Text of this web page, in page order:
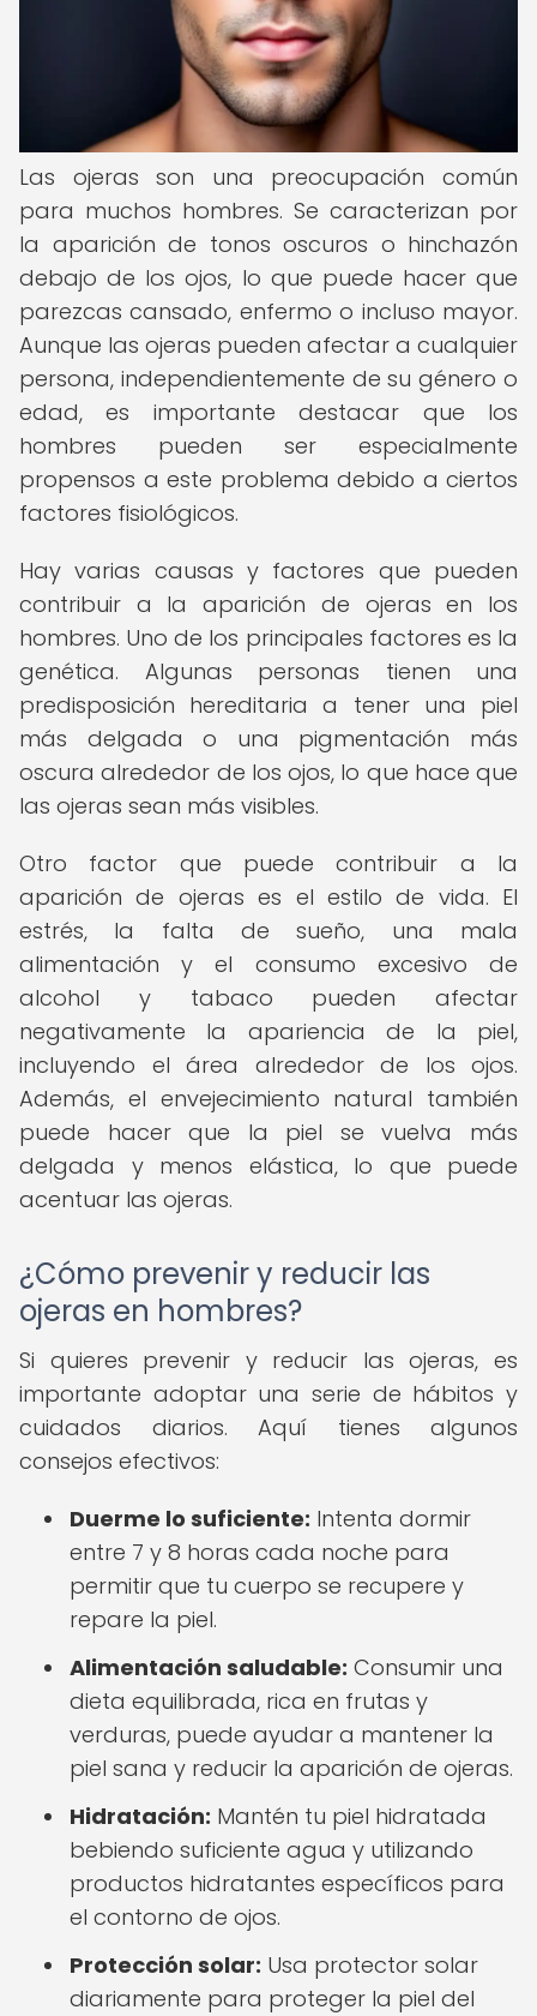
Las ojeras son una preocupación común
para muchos hombres. Se caracterizan por
la aparición de tonos oscuros o hinchazón
debajo de los ojos, lo que puede hacer que
parezcas cansado, enfermo o incluso mayor.
Aunque las ojeras pueden afectar a cualquier
persona, independientemente de su género o
edad, es importante destacar que los
hombres pueden ser especialmente
propensos a este problema debido a ciertos
factores fisiológicos.
Hay varias causas y factores que pueden
contribuir a la aparición de ojeras en los
hombres. Uno de los principales factores es la
genética. Algunas personas tienen una
predisposición hereditaria a tener una piel
más delgada o una pigmentación más
oscura alrededor de los ojos, lo que hace que
las ojeras sean más visibles.
Otro factor que puede contribuir a la
aparición de ojeras es el estilo de vida. El
estrés, la falta de sueño, una mala
alimentación y el consumo excesivo de
alcohol y tabaco pueden afectar
negativamente la apariencia de la piel,
incluyendo el área alrededor de los ojos.
Además, el envejecimiento natural también
puede hacer que la piel se vuelva más
delgada y menos elástica, lo que puede
acentuar las ojeras.
¿Cómo prevenir y reducir las
ojeras en hombres?
Si quieres prevenir y reducir las ojeras, es
importante adoptar una serie de hábitos y
cuidados diarios. Aquí tienes algunos
consejos efectivos:
Duerme lo suficiente: Intenta dormir
entre 7 y 8 horas cada noche para
permitir que tu cuerpo se recupere y
repare la piel.
Alimentación saludable: Consumir una
dieta equilibrada, rica en frutas y
verduras, puede ayudar a mantener la
piel sana y reducir la aparición de ojeras.
Hidratación: Mantén tu piel hidratada
bebiendo suficiente agua y utilizando
productos hidratantes específicos para
el contorno de ojos.
Protección solar: Usa protector solar
diariamente para proteger la piel del